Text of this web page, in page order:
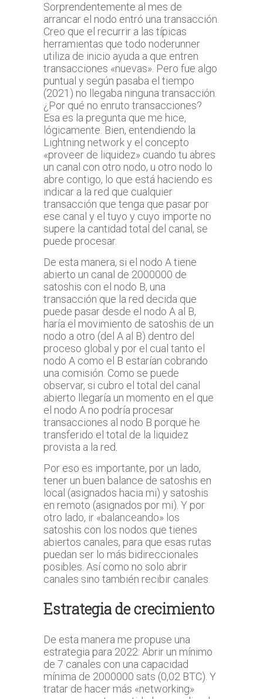
Sorprendentemente al mes de
arrancar el nodo entró una transacción.
Creo que el recurrir a las típicas
herramientas que todo noderunner
utiliza de inicio ayuda a que entren
transacciones «nuevas». Pero fue algo
puntual y según pasaba el tiempo
(2021) no llegaba ninguna transacción.
¿Por qué no enruto transacciones?
Esa es la pregunta que me hice,
lógicamente. Bien, entendiendo la
Lightning network y el concepto
«proveer de liquidez» cuando tu abres
un canal con otro nodo, u otro nodo lo
abre contigo, lo que está haciendo es
indicar a la red que cualquier
transacción que tenga que pasar por
ese canal y el tuyo y cuyo importe no
supere la cantidad total del canal, se
puede procesar.
De esta manera, si el nodo A tiene
abierto un canal de 2000000 de
satoshis con el nodo B, una
transacción que la red decida que
puede pasar desde el nodo A al B,
haría el movimiento de satoshis de un
nodo a otro (del A al B) dentro del
proceso global y por el cual tanto el
nodo A como el B estarían cobrando
una comisión. Como se puede
observar, si cubro el total del canal
abierto llegaría un momento en el que
el nodo A no podría procesar
transacciones al nodo B porque he
transferido el total de la liquidez
provista a la red.
Por eso es importante, por un lado,
tener un buen balance de satoshis en
local (asignados hacia mi) y satoshis
en remoto (asignados por mi). Y por
otro lado, ir «balanceando» los
satoshis con los nodos que tienes
abiertos canales, para que esas rutas
puedan ser lo más bidireccionales
posibles. Así como no solo abrir
canales sino también recibir canales.
Estrategia de crecimiento
De esta manera me propuse una
estrategia para 2022: Abrir un mínimo
de 7 canales con una capacidad
mínima de 2000000 sats (0,02 BTC). Y
tratar de hacer más «networking»